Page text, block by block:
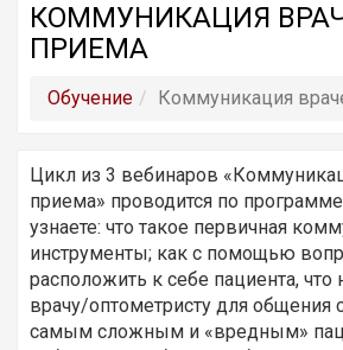
КОММУНИКАЦИЯ
ПРИЕМА
Обучение Коммуникация
Цикл из 3 вебинаров
приема» проводится по
узнаете: что такое первичная
инструменты; как с помощью
расположить к себе пациента, что
врачу/оптометристу для
самым сложным и «вредным»